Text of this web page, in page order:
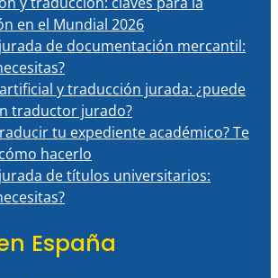
en el Mundial 2026
de documentación mercantil:
y traducción jurada: ¿puede
traductor jurado?
tu expediente académico? Te
hacerlo
de títulos universitarios:
España